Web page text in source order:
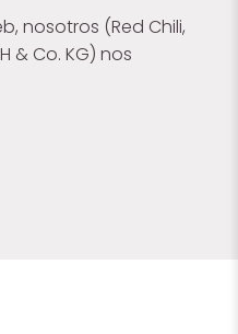
nosotros (Red Chili,
& Co. KG) nos